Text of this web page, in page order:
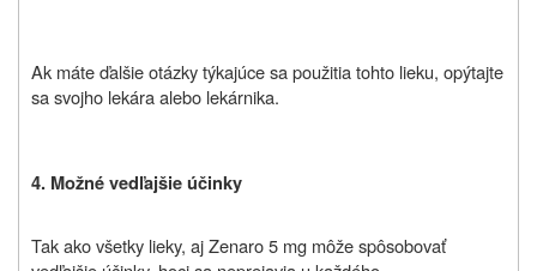
Ak máte ďalšie otázky týkajúce sa použitia tohto lieku, opýtajte
sa svojho lekára alebo lekárnika.
4. Možné vedľajšie účinky
Tak ako všetky lieky, aj Zenaro 5 mg môže spôsobovať